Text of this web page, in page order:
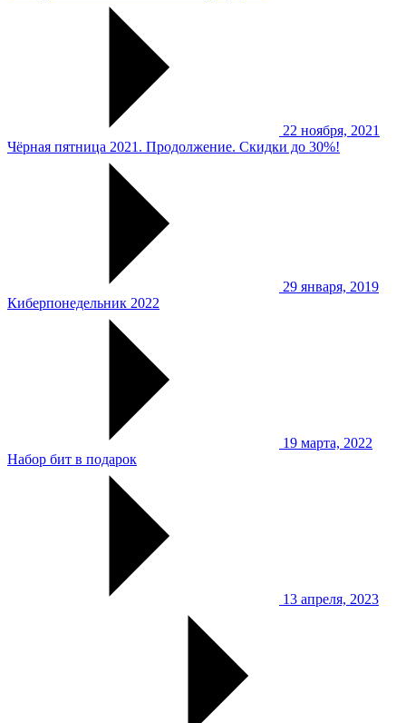
22 ноября, 2021
Чёрная пятница 2021. Продолжение. Скидки до 30%!
29 января, 2019
Киберпонедельник 2022
19 марта, 2022
Набор бит в подарок
13 апреля, 2023